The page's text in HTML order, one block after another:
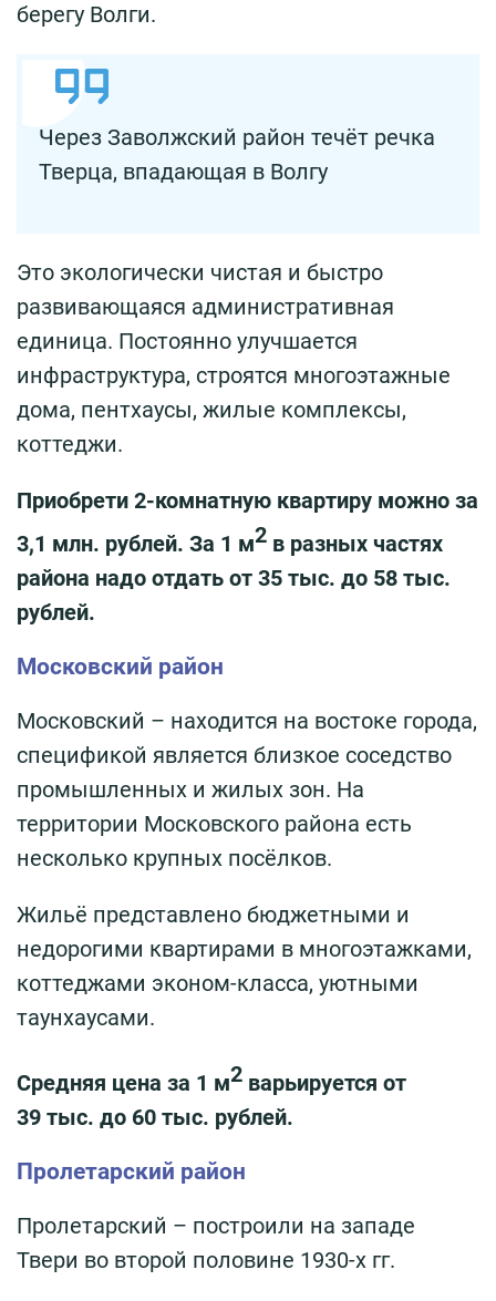
берегу Волги.
Через Заволжский район течёт речка
Тверца, впадающая в Волгу
Это экологически чистая и быстро
развивающаяся административная
единица. Постоянно улучшается
инфраструктура, строятся многоэтажные
дома, пентхаусы, жилые комплексы,
коттеджи.
Приобрети 2-комнатную квартиру можно за
3,1 млн. рублей. За 1 м2 в разных частях
района надо отдать от 35 тыс. до 58 тыс.
рублей.
Московский район
Московский – находится на востоке города,
спецификой является близкое соседство
промышленных и жилых зон. На
территории Московского района есть
несколько крупных посёлков.
Жильё представлено бюджетными и
недорогими квартирами в многоэтажками,
коттеджами эконом-класса, уютными
таунхаусами.
Средняя цена за 1 м2 варьируется от
39 тыс. до 60 тыс. рублей.
Пролетарский район
Пролетарский – построили на западе
Твери во второй половине 1930-х гг.